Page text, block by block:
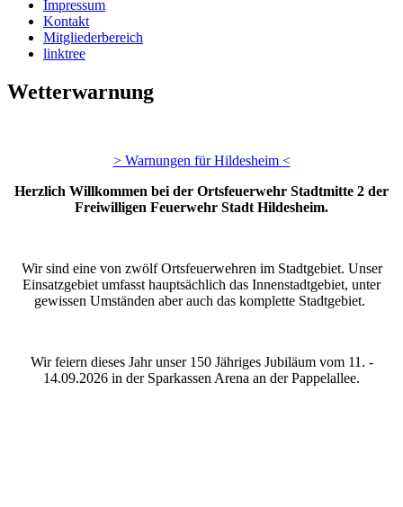
Impressum
Kontakt
Mitgliederbereich
linktree
Wetterwarnung
> Warnungen für Hildesheim <
Herzlich Willkommen bei der Ortsfeuerwehr Stadtmitte 2 der
Freiwilligen Feuerwehr Stadt Hildesheim.
Wir sind eine von zwölf Ortsfeuerwehren im Stadtgebiet. Unser
Einsatzgebiet umfasst hauptsächlich das Innenstadtgebiet, unter
gewissen Umständen aber auch das komplette Stadtgebiet.
Wir feiern dieses Jahr unser 150 Jähriges Jubiläum vom 11. -
14.09.2026 in der Sparkassen Arena an der Pappelallee.